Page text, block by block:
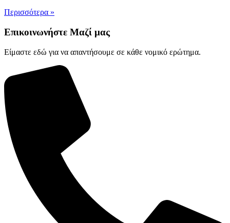
Περισσότερα »
Επικοινωνήστε Μαζί μας
Είμαστε εδώ για να απαντήσουμε σε κάθε νομικό ερώτημα.